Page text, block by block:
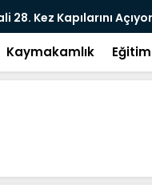
Parti’nin Tarihi Sınavı
Kaymakamlık Eğitim